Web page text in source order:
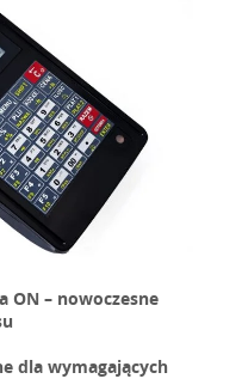
ON – nowoczesne
dla wymagających